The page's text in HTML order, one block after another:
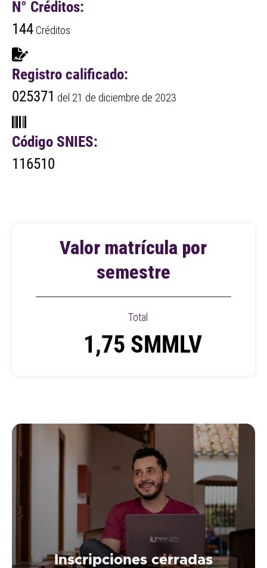
N° Créditos:
144Créditos
Registro calificado:
025371 del 21 de diciembre de 2023
Código SNIES:
116510
Valor matrícula por
semestre
Total
1,75 SMMLV
Inscripciones cerradas